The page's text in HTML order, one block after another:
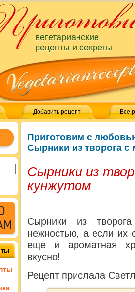
вегетарианские
рецепты и секреты
Добавить рецепт Все
Приготовим с
Сырники из творога с
Сырники из
кунжутом
Сырники из
нежностью, а если их
еще и ароматная
вкусно!
Рецепт прислала